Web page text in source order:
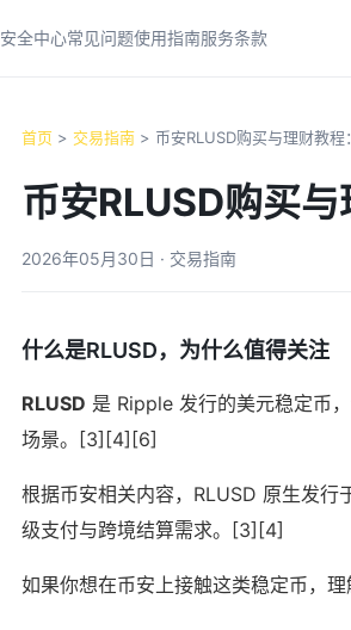
安全中心常见问题使用指南服务条款
首页 > 交易指南 > 币安RLUSD购买与理财教程
币安RLUSD购买
2026年05月30日 · 交易指南
什么是RLUSD，为什么值得关注
RLUSD 是 Ripple 发行的美元稳定币
场景。[3][4][6]
根据币安相关内容，RLUSD 原生发行
级支付与跨境结算需求。[3][4]
如果你想在币安上接触这类稳定币，